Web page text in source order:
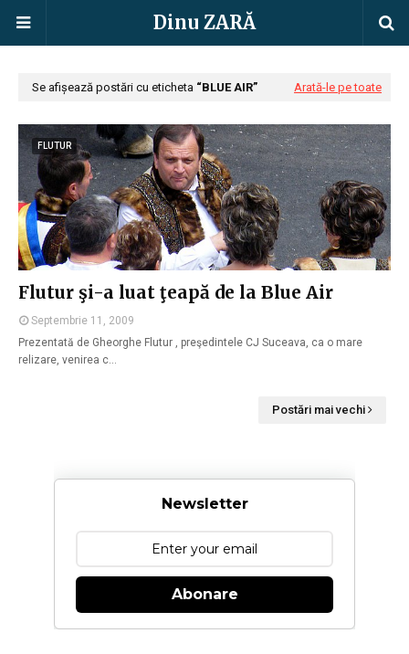
Dinu ZARĂ
Se afișează postări cu eticheta BLUE AIR Arată-le pe toate
FLUTUR
Flutur şi-a luat ţeapă de la Blue Air
Septembrie 11, 2009
Prezentată de Gheorghe Flutur , preşedintele CJ Suceava, ca o mare
relizare, venirea c…
Postări mai vechi
Newsletter
Abonare